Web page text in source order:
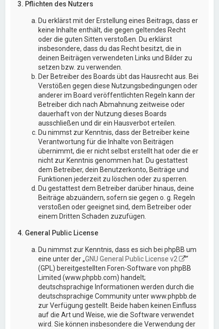
3. Pflichten des Nutzers
Du erklärst mit der Erstellung eines Beitrags, dass er
keine Inhalte enthält, die gegen geltendes Recht
oder die guten Sitten verstoßen. Du erklärst
insbesondere, dass du das Recht besitzt, die in
deinen Beiträgen verwendeten Links und Bilder zu
setzen bzw. zu verwenden.
Der Betreiber des Boards übt das Hausrecht aus. Bei
Verstößen gegen diese Nutzungsbedingungen oder
anderer im Board veröffentlichten Regeln kann der
Betreiber dich nach Abmahnung zeitweise oder
dauerhaft von der Nutzung dieses Boards
ausschließen und dir ein Hausverbot erteilen.
Du nimmst zur Kenntnis, dass der Betreiber keine
Verantwortung für die Inhalte von Beiträgen
übernimmt, die er nicht selbst erstellt hat oder die er
nicht zur Kenntnis genommen hat. Du gestattest
dem Betreiber, dein Benutzerkonto, Beiträge und
Funktionen jederzeit zu löschen oder zu sperren.
Du gestattest dem Betreiber darüber hinaus, deine
Beiträge abzuändern, sofern sie gegen o. g. Regeln
verstoßen oder geeignet sind, dem Betreiber oder
einem Dritten Schaden zuzufügen.
4. General Public License
Du nimmst zur Kenntnis, dass es sich bei phpBB um
eine unter der „GNU General Public License v2
“
(GPL) bereitgestellten Foren-Software von phpBB
Limited (www.phpbb.com) handelt;
deutschsprachige Informationen werden durch die
deutschsprachige Community unter www.phpbb.de
zur Verfügung gestellt. Beide haben keinen Einfluss
auf die Art und Weise, wie die Software verwendet
wird. Sie können insbesondere die Verwendung der